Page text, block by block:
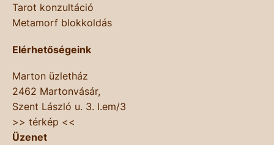
Tarot konzultáció
Metamorf blokkoldás
Elérhetőségeink
Marton üzletház
2462 Martonvásár,
Szent László u. 3. I.em/3
>> térkép <<
Üzenet